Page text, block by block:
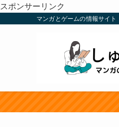
スポンサーリンク
マンガとゲームの情報サイト